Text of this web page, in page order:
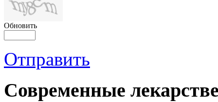
Обновить
Отправить
Современные